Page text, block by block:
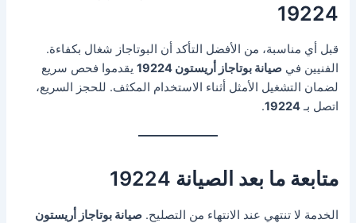
19224
قبل أي مناسبة، من الأفضل التأكد أن البوتاجاز شغال بكفاءة.
الفنيين فيصيانة بوتاجاز أريستون 19224
يقدموا فحص سريع
لضمان التشغيل الأمثل أثناء الاستخدام المكثف. للحجز السريع،
اتصل بـ19224
.
متابعة ما بعد الصيانة 19224
الخدمة لا تنتهي عند الانتهاء من التصليح.صيانة بوتاجاز أريستون